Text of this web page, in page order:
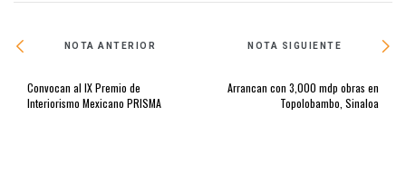
NOTA ANTERIOR
Convocan al IX Premio de
Interiorismo Mexicano PRISMA
NOTA SIGUIENTE
Arrancan con 3,000 mdp obras en
Topolobambo, Sinaloa